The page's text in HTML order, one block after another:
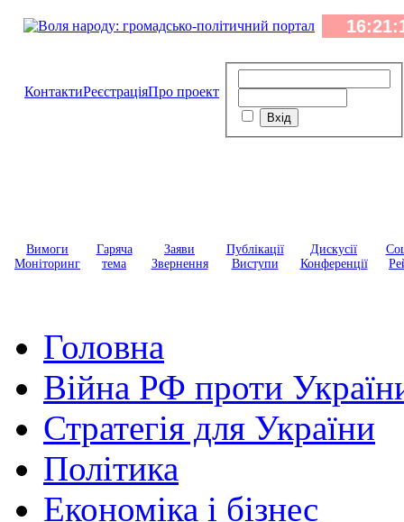
КонтактиРеєстраціяПро проект
Вимоги
Моніторинг
Гаряча
тема
Заяви
Звернення
Публікації
Виступи
Дискусії
Конференції
Головна
Війна РФ проти
Стратегія для України
Політика
Економіка і бізнес